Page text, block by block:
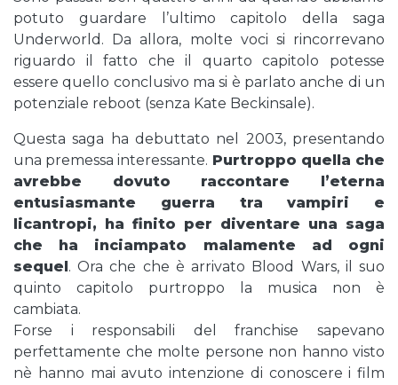
potuto guardare l’ultimo capitolo della saga
Underworld. Da allora, molte voci si rincorrevano
riguardo il fatto che il quarto capitolo potesse
essere quello conclusivo ma si è parlato anche di un
potenziale reboot (senza Kate Beckinsale).
Questa saga ha debuttato nel 2003, presentando
una premessa interessante. Purtroppo quella che
avrebbe dovuto raccontare l’eterna
entusiasmante guerra tra vampiri e
licantropi, ha finito per diventare una saga
che ha inciampato malamente ad ogni
sequel. Ora che che è arrivato Blood Wars, il suo
quinto capitolo purtroppo la musica non è
cambiata.
Forse i responsabili del franchise sapevano
perfettamente che molte persone non hanno visto
nè hanno mai avuto intenzione di conoscere i film